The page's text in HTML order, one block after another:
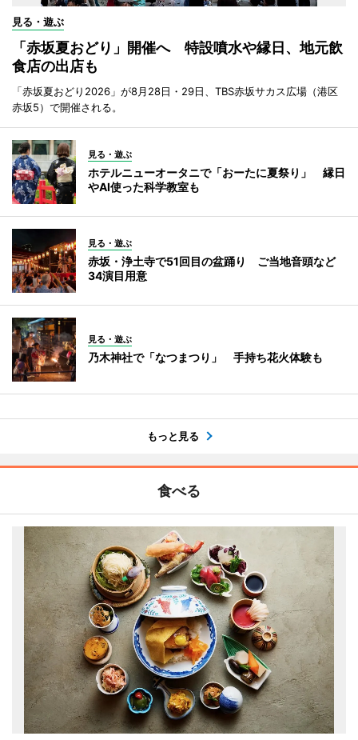
見る・遊ぶ
「赤坂夏おどり」開催へ 特設噴水や縁日、地元飲
食店の出店も
「赤坂夏おどり2026」が8月28日・29日、TBS赤坂サカス広場（港区
赤坂5）で開催される。
見る・遊ぶ
ホテルニューオータニで「おーたに夏祭り」 縁日
やAI使った科学教室も
見る・遊ぶ
赤坂・浄土寺で51回目の盆踊り ご当地音頭など
34演目用意
見る・遊ぶ
乃木神社で「なつまつり」 手持ち花火体験も
もっと見る
食べる